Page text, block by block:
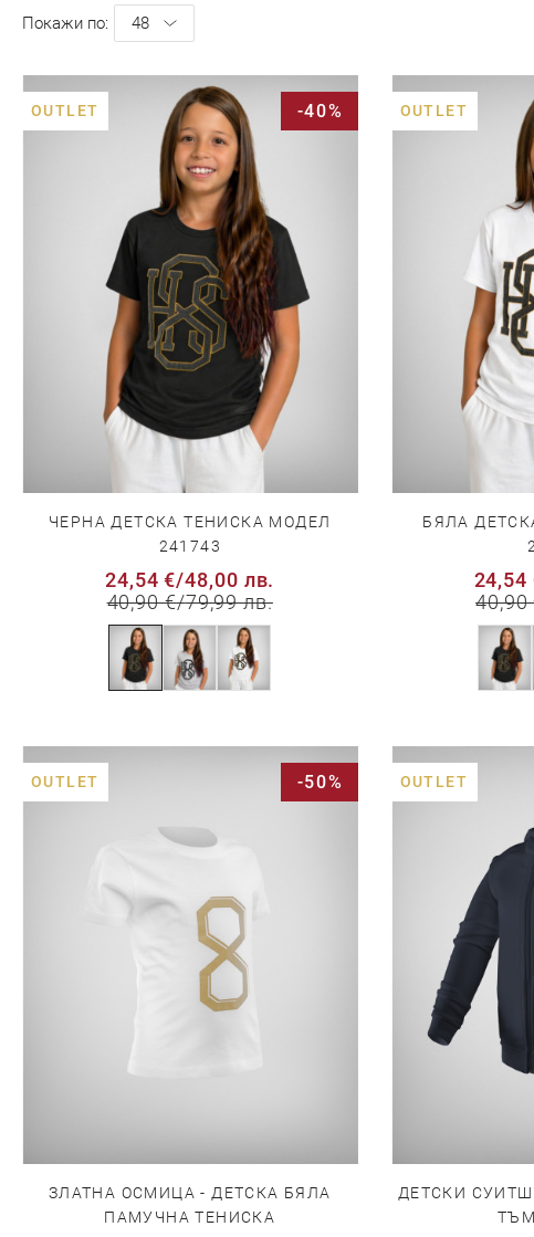
Покажи по
OUTLET -40%
ЧЕРНА ДЕТСКА ТЕНИСКА МОДЕЛ
241743
24,54 €/48,00 лв.
40,90 €/79,99 лв.
OUTLET
БЯЛА
24,54
40,90
OUTLET -50%
ЗЛАТНА ОСМИЦА - ДЕТСКА БЯЛА
ПАМУЧНА ТЕНИСКА
OUTLET
ДЕТСКИ